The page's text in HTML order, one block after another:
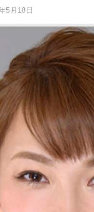
5月18日